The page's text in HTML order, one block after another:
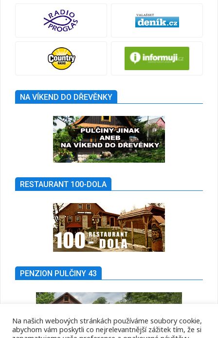
NA VÍKEND DO DŘEVĚNKY
RESTAURANT 100-DOLA
PENZION PULČINY 43
Na našich webových stránkách používáme soubory cookie,
abychom vám poskytli co nejrelevantnější zážitek tím, že si